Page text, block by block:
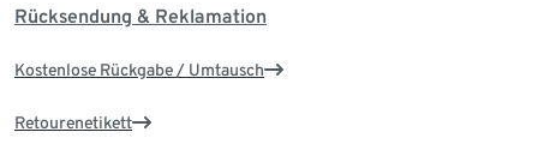
Rücksendung & Reklamation
Kostenlose Rückgabe / Umtausch
Retourenetikett